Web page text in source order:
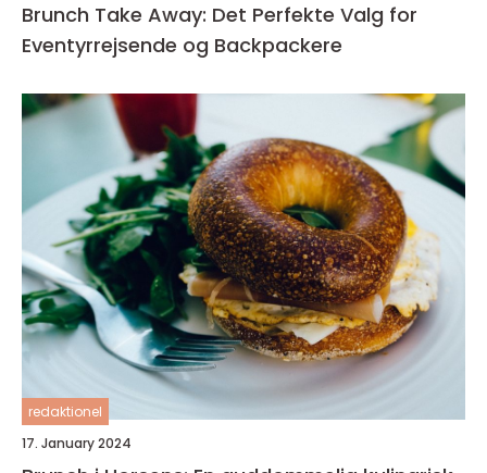
Brunch Take Away: Det Perfekte Valg for
Eventyrrejsende og Backpackere
redaktionel
17. January 2024